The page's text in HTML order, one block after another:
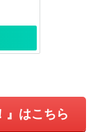
』はこちら